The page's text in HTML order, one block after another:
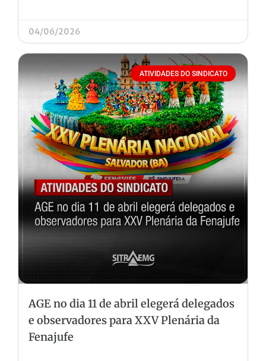
04/06/2026
ATIVIDADES DO SINDICATO
AGE no dia 11 de abril elegerá delegados
e observadores para XXV Plenária da
Fenajufe